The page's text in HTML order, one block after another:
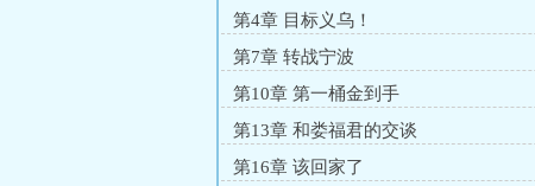
第4章 目标义乌！
第7章 转战宁波
第10章 第一桶金到手
第13章 和娄福君的交谈
第16章 该回家了